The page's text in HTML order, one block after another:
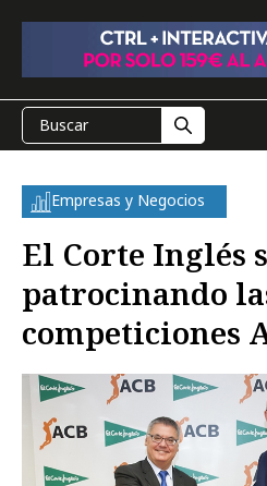
Empresas y Negocios
El Corte Inglés
patrocinando
competiciones